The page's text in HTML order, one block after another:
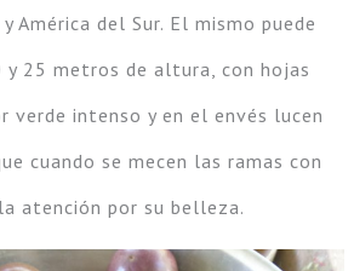
América del Sur. El mismo puede
25 metros de altura, con hojas
verde intenso y en el envés lucen
cuando se mecen las ramas con
atención por su belleza.